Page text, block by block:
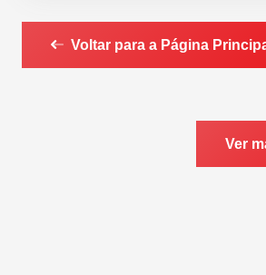
Voltar para a Página
Ver